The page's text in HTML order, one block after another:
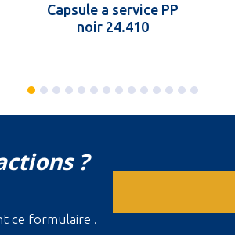
Capsule a service PP
noir 24.410
?
ce formulaire .